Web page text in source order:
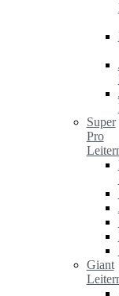
Super
Pro
Giant